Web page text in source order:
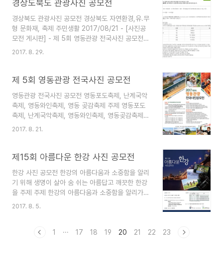
청된 작..
축제와 문화체험 / 양주 천일홍 축제를 즐기는 친구,
가족들의 모습, 축제 프로그램 사진 등 접수기간
2017년 10월 16일 ~ 2017년 10월 20일 참가자
격 전국 사진작가 및 일반 사진 애호인 출품수 1인
경상도북도 관광사진 공모전
경상북도 관광사진 공모전 경상북도 자연환경,유.무
형 문화재, 축제 주민생활 2017/08/21 - [사진공
모전 게시판] - 제 5회 영동관광 전국사진 공모전
경상북도 관광사진 공모전 주제 경상북도의 자연환
2017년 10월 15일 참가자격 대한민국 국민 누구
http://photo.imaeil.com/02_contest/intro02.php
시상내역 대상 / 1점 / 상장 및 상금 300만원 최우
수상 / 1점 / 상장 및 상금 150만원 우수상 / 2점 /
상장 및 상금 10만원 가작 / 15점 / 상장 및 상금
2017. 8. 29.
제 5회 영동관광 전국사진 공모전
영동관광 전국사진 공모전 영동포도축제, 난계국악
축제, 영동와인축제, 영동 곶감축제 주제 영동포도
축제, 난계국악축제, 영동와인축제, 영동곶감축제
및 각종 관광자원을 소재로 촬영한 영동군 풍경사진
당 5점까지 접수방법 온라인 접수 / (사)한국지지털
대상 / 1점 / 상장 및 상금 200만원 금상 / 2점 / 상
장 및 상금 100만원 은상 / 3점 / 상장 및 상금 50
만원 동상 / 4점 / 상장 및 상금 30만원 특선 / 30
점 상장 및 상금 10만원 입선 / 60점 / 상장 자세히
2017. 8. 21.
제15회 아름다운 한강 사진 공모전
한강 사진 공모전 한강의 아름다움과 소중함을 알리
기 위해 생명이 살아 숨 쉬는 아름답고 깨끗한 한강
을 주제 주제 한강의 아름다움과 소중함을 알리가
위해 생명이 살아 숨쉬는 아름답고 깨끗한 한강을
구나 접수방법 홈페이지 접수 /
2017. 8. 5.
1 ··· 17 18 19 20 21 22 23